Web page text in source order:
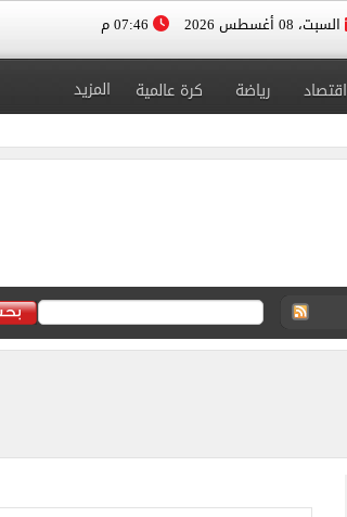
السبت، 08 أغسطس 2026
اقتصاد رياضة كرة عالمية المزيد